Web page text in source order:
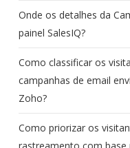
Onde os detalhes da
painel SalesIQ?
Como classificar os
campanhas de email
Zoho?
Como priorizar os